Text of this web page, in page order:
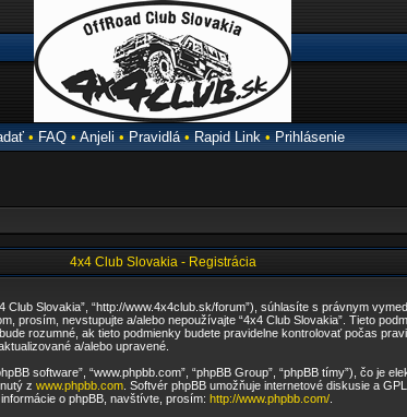
• FAQ• Anjeli • Pravidlá• Rapid Link • Prihlásenie
4x4 Club Slovakia - Registrácia
Club Slovakia”, “http://www.4x4club.sk/forum”), súhlasíte s právnym
prosím, nevstupujte a/alebo nepoužívajte “4x4 Club Slovakia”. Tieto
rozumné, ak tieto podmienky budete pravidelne kontrolovať počas
a/alebo upravené.
software”, “www.phpbb.com”, “phpBB Group”, “phpBB tímy”), čo je
z www.phpbb.com . Softvér phpBB umožňuje internetové diskusie a
o phpBB, navštívte, prosím: http://www.phpbb.com/